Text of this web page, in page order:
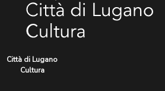
Città di Lugano
Cultura